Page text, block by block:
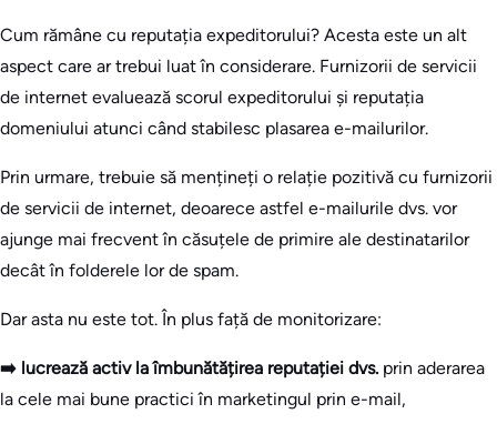
Cum rămâne cu reputația expeditorului? Acesta este un alt
aspect care ar trebui luat în considerare. Furnizorii de servicii
de internet evaluează scorul expeditorului și reputația
domeniului atunci când stabilesc plasarea e-mailurilor.
Prin urmare, trebuie să mențineți o relație pozitivă cu furnizorii
de servicii de internet, deoarece astfel e-mailurile dvs. vor
ajunge mai frecvent în căsuțele de primire ale destinatarilor
decât în folderele lor de spam.
Dar asta nu este tot. În plus față de monitorizare:
➡️ lucrează activ la îmbunătățirea reputației dvs. prin aderarea
la cele mai bune practici în marketingul prin e-mail,